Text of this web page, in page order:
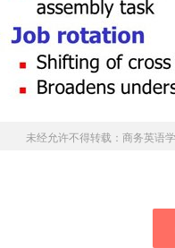
未经允许不得转载： 商务英语